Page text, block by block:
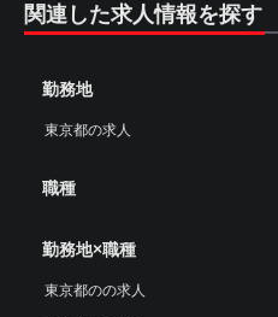
関連した求人情報を探す
勤務地
東京都の求人
職種
勤務地×職種
東京都のの求人